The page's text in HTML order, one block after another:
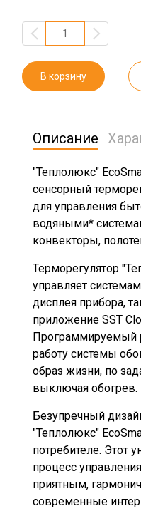
В корзину
Описание
"Теплолюкс"
сенсорный
для управления
водяными*
конвекторы,
Терморегулятор
управляет
дисплея прибора,
приложение SST
Программируемый
работу системы
образ жизни, по
выключая обогрев.
Безупречный
"Теплолюкс"
потребителе. Этот
процесс
приятным,
современные